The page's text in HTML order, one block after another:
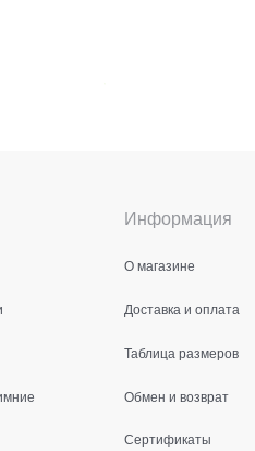
Информация
О магазине
Доставка и оплата
Таблица размеров
Обмен и возврат
Сертификаты